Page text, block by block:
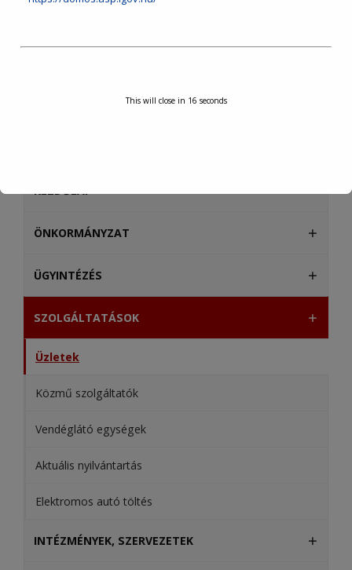
KEZDŐLAP
ÖNKORMÁNYZAT
ÜGYINTÉZÉS
SZOLGÁLTATÁSOK
Üzletek
Közmű szolgáltatók
Vendéglátó egységek
Aktuális nyilvántartás
Elektromos autó töltés
INTÉZMÉNYEK, SZERVEZETEK
This will close in 16 seconds